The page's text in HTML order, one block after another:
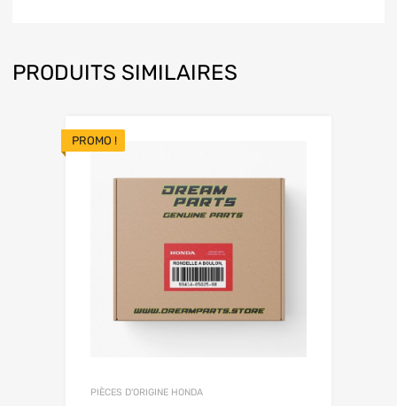
PRODUITS SIMILAIRES
PROMO !
PIÈCES D'ORIGINE HONDA